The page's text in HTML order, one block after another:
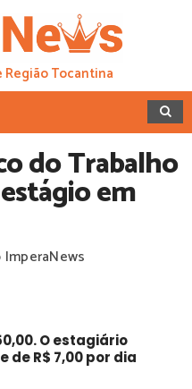
Tocantina
do Trabalho
em
ImperaNews
O estagiário
R$ 7,00 por dia